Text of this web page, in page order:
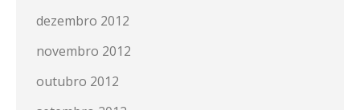
dezembro 2012
novembro 2012
outubro 2012